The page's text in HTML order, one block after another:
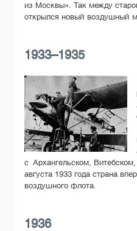
из Москвы». Так между
открылся новый воздушный
1933–1935
с Архангельском,
августа 1933 года страна
воздушного флота.
1936